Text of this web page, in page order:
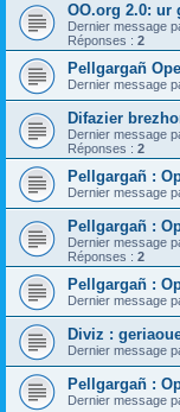
OO.org 2.0: ur
Dernier message
Réponses : 2
Pellgargañ
Dernier message
Difazier
Dernier message
Réponses : 2
Pellgargañ :
Dernier message
Pellgargañ :
Dernier message
Réponses : 2
Pellgargañ :
Dernier message
Diviz :
Dernier message
Pellgargañ :
Dernier message